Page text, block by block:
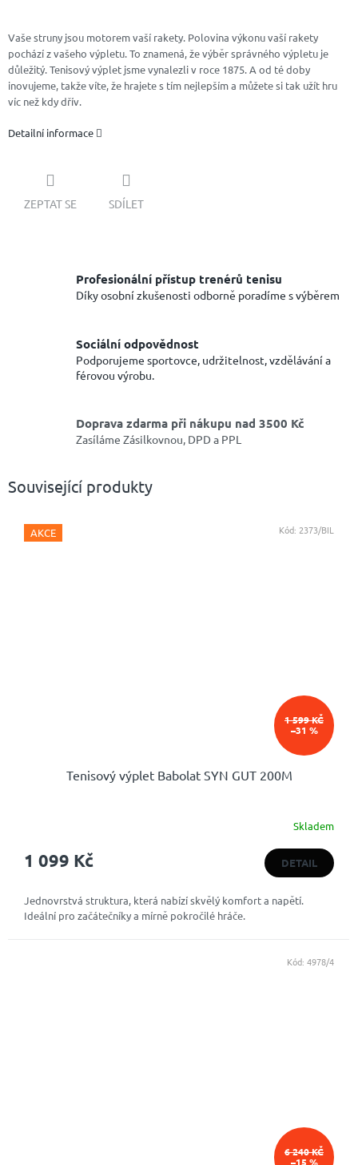
Vaše struny jsou motorem vaší rakety. Polovina výkonu vaší rakety
pochází z vašeho výpletu. To znamená, že výběr správného výpletu je
důležitý. Tenisový výplet jsme vynalezli v roce 1875. A od té doby
inovujeme, takže víte, že hrajete s tím nejlepším a můžete si tak užít hru
víc než kdy dřív.
Detailní informace
ZEPTAT SE SDÍLET
Profesionální přístup trenérů tenisu
Díky osobní zkušenosti odborně poradíme s výběrem
Sociální odpovědnost
Podporujeme sportovce, udržitelnost, vzdělávání a
férovou výrobu.
Doprava zdarma při nákupu nad 3500 Kč
Zasíláme Zásilkovnou, DPD a PPL
Související produkty
AKCE
1 599 KČ
–31 %
Tenisový výplet Babolat SYN GUT 200M
Skladem
1 099 Kč DETAIL
Jednovrstvá struktura, která nabízí skvělý komfort a napětí.
Ideální pro začátečníky a mírně pokročilé hráče.
Kód: 2373/BIL
6 240 KČ
–15 %
Kód: 4978/4